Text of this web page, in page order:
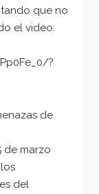
que no
el video.
?
de
de marzo
del